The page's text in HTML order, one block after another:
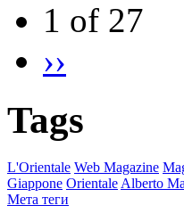
1 of 27
››
Tags
L'Orientale Web Magazine
Giappone Orientale Alberto
Мета теги